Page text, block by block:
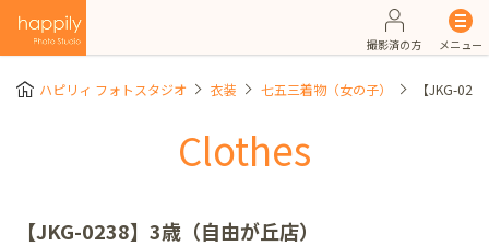
撮影済の方 メニュー
ハピリィ フォトスタジオ 衣装 七五三着物（女の子） 【JKG-
Clothes
【JKG-0238】3歳（自由が丘店）